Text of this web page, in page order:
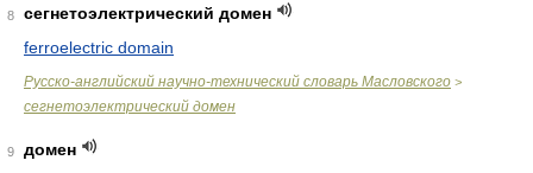
8
сегнетоэлектрический домен
ferroelectric domain
Русско-английский научно-технический словарь Масловского >
сегнетоэлектрический домен
9
домен